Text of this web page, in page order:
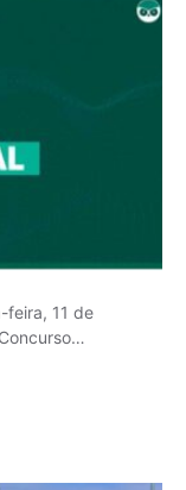
feira, 11 de